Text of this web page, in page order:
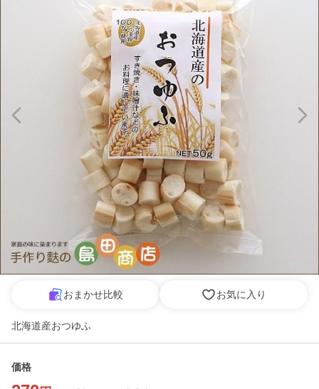
おまかせ比較 お気に入り
北海道産おつゆふ
価格